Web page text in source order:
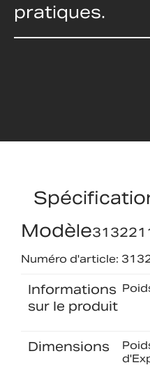
pratiques.
Modèle
Numéro d'article:
Informations
sur le produit
Dimensions